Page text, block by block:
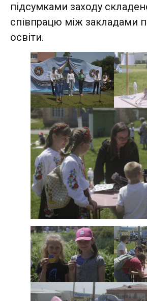
підсумками заходу
співпрацю між закладами
освіти.